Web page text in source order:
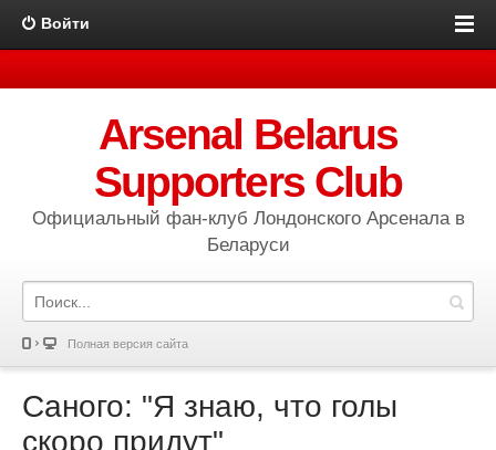
Войти
Arsenal Belarus
Supporters Club
Официальный фан-клуб Лондонского Арсенала в
Беларуси
Полная версия сайта
Саного: "Я знаю, что голы
скоро придут"